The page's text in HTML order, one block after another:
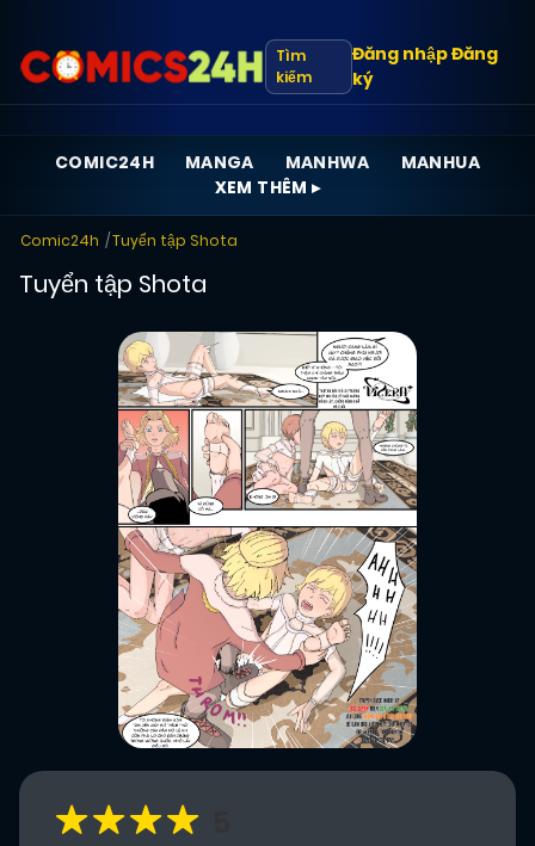
Tìm
kiếm
Đăng nhậpĐăng
ký
COMIC24H MANGA MANHWA
MANHUA
XEM THÊM ▸
Comic24h Tuyển tập Shota
Tuyển tập Shota